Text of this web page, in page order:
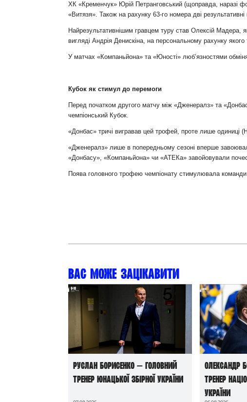
ХК «Кременчук» Юрій Петранговський (щоправда, наразі
«Витязя». Також на рахунку 63-го номера дві результативні
Найрезультативнішим гравцем туру став Олексій Мадера,
вигляді Андрія Денискіна, на персональному рахунку
У матчах «Компаньйона» та «Юності» люб’язностями
Кубок як стимул до перемоги
Перед початком другого матчу між «Дженералз» та
чемпіонський Кубок.
«Донбас» тричі вигравав цей трофей, проте лише одиниці
«Дженералз» лише в попередньому сезоні вперше
«Донбасу», «Компаньйона» чи «АТЕКа» завойовували
Поява головного трофею чемпіонату стимулювала
Вас може зацікавити
Руслан Борисенко — головний
тренер юнацької збірної України
Олександр
тренер
України